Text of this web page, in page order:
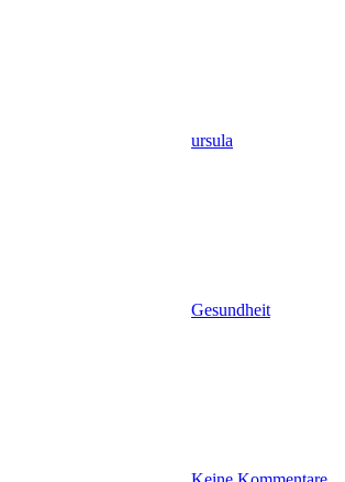
ursula
Gesundheit